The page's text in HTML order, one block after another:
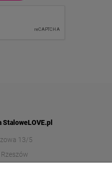
StaloweLOVE.pl
13/5